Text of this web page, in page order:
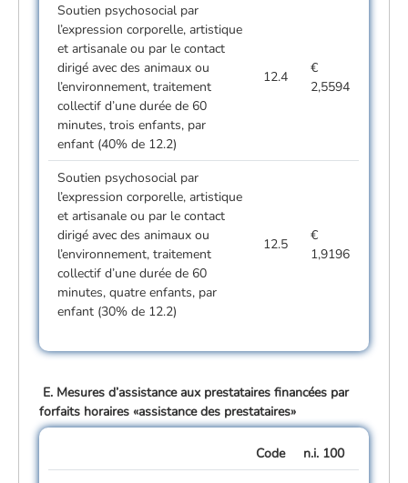
Soutien psychosocial par
l’expression corporelle, artistique
et artisanale ou par le contact
dirigé avec des animaux ou
l’environnement, traitement
collectif d’une durée de 60
minutes, trois enfants, par
enfant (40% de 12.2)
12.4
€
2,5594
Soutien psychosocial par
l’expression corporelle, artistique
et artisanale ou par le contact
dirigé avec des animaux ou
l’environnement, traitement
collectif d’une durée de 60
minutes, quatre enfants, par
enfant (30% de 12.2)
12.5
€
1,9196
E. Mesures d’assistance aux prestataires financées par
forfaits horaires «assistance des prestataires»
Code n.i. 100